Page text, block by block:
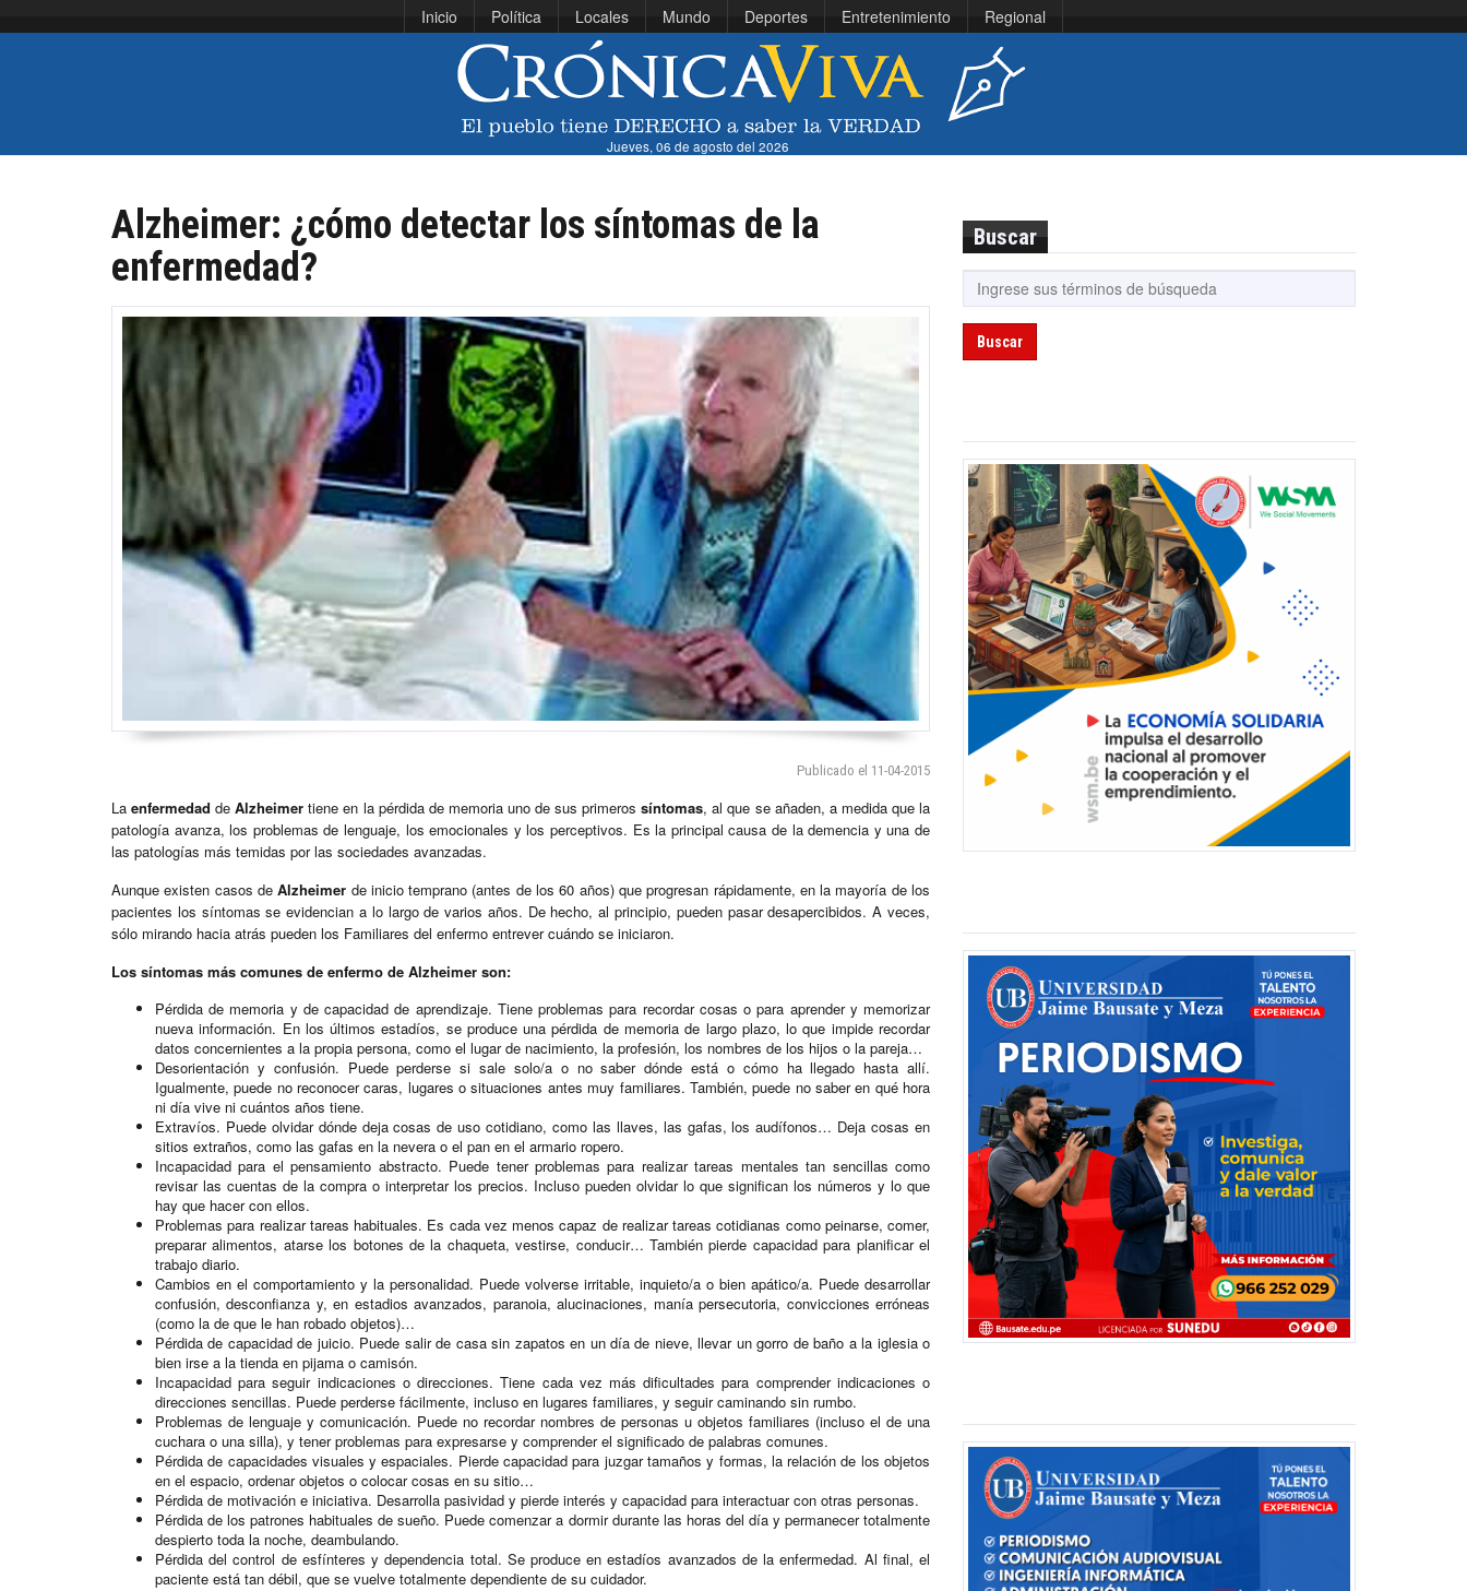
Inicio Política Locales Mundo Deportes Entretenimiento Regional
Jueves, 06 de agosto del 2026
Alzheimer: ¿cómo detectar los síntomas de la
enfermedad?
Publicado el 11-04-2015
Laenfermedad deAlzheimer tiene en la pérdida de memoria uno de sus primerossíntomas, al que se añaden, a medida que la
patología avanza, los problemas de lenguaje, los emocionales y los perceptivos. Es la principal causa de la demencia y una de
las patologías más temidas por las sociedades avanzadas.
Aunque existen casos deAlzheimer de inicio temprano (antes de los 60 años) que progresan rápidamente, en la mayoría de los
pacientes los síntomas se evidencian a lo largo de varios años. De hecho, al principio, pueden pasar desapercibidos. A veces,
sólo mirando hacia atrás pueden los Familiares del enfermo entrever cuándo se iniciaron.
Los síntomas más comunes de enfermo de Alzheimer son:
Pérdida de memoria y de capacidad de aprendizaje. Tiene problemas para recordar cosas o para aprender y memorizar
nueva información. En los últimos estadíos, se produce una pérdida de memoria de largo plazo, lo que impide recordar
datos concernientes a la propia persona, como el lugar de nacimiento, la profesión, los nombres de los hijos o la pareja…
Desorientación y confusión. Puede perderse si sale solo/a o no saber dónde está o cómo ha llegado hasta allí.
Igualmente, puede no reconocer caras, lugares o situaciones antes muy familiares. También, puede no saber en qué hora
ni día vive ni cuántos años tiene.
Extravíos. Puede olvidar dónde deja cosas de uso cotidiano, como las llaves, las gafas, los audífonos… Deja cosas en
sitios extraños, como las gafas en la nevera o el pan en el armario ropero.
Incapacidad para el pensamiento abstracto. Puede tener problemas para realizar tareas mentales tan sencillas como
revisar las cuentas de la compra o interpretar los precios. Incluso pueden olvidar lo que significan los números y lo que
hay que hacer con ellos.
Problemas para realizar tareas habituales. Es cada vez menos capaz de realizar tareas cotidianas como peinarse, comer,
preparar alimentos, atarse los botones de la chaqueta, vestirse, conducir… También pierde capacidad para planificar el
trabajo diario.
Cambios en el comportamiento y la personalidad. Puede volverse irritable, inquieto/a o bien apático/a. Puede desarrollar
confusión, desconfianza y, en estadios avanzados, paranoia, alucinaciones, manía persecutoria, convicciones erróneas
(como la de que le han robado objetos)…
Pérdida de capacidad de juicio. Puede salir de casa sin zapatos en un día de nieve, llevar un gorro de baño a la iglesia o
bien irse a la tienda en pijama o camisón.
Incapacidad para seguir indicaciones o direcciones. Tiene cada vez más dificultades para comprender indicaciones o
direcciones sencillas. Puede perderse fácilmente, incluso en lugares familiares, y seguir caminando sin rumbo.
Problemas de lenguaje y comunicación. Puede no recordar nombres de personas u objetos familiares (incluso el de una
cuchara o una silla), y tener problemas para expresarse y comprender el significado de palabras comunes.
Pérdida de capacidades visuales y espaciales. Pierde capacidad para juzgar tamaños y formas, la relación de los objetos
en el espacio, ordenar objetos o colocar cosas en su sitio…
Pérdida de motivación e iniciativa. Desarrolla pasividad y pierde interés y capacidad para interactuar con otras personas.
Pérdida de los patrones habituales de sueño. Puede comenzar a dormir durante las horas del día y permanecer totalmente
despierto toda la noche, deambulando.
Pérdida del control de esfínteres y dependencia total. Se produce en estadíos avanzados de la enfermedad. Al final, el
paciente está tan débil, que se vuelve totalmente dependiente de su cuidador.
Buscar
Buscar